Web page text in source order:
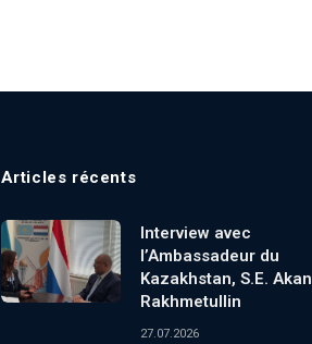
Articles récents
Interview avec
l’Ambassadeur du
Kazakhstan, S.E. Akan
Rakhmetullin
27.07.2026